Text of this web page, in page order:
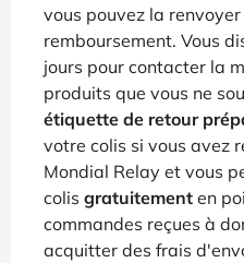
vous pouvez la
remboursement. Vous
jours pour contacter la
produits que vous ne
étiquette de retour
votre colis si vous avez
Mondial Relay et vous
colis gratuitement en
commandes reçues à
acquitter des frais